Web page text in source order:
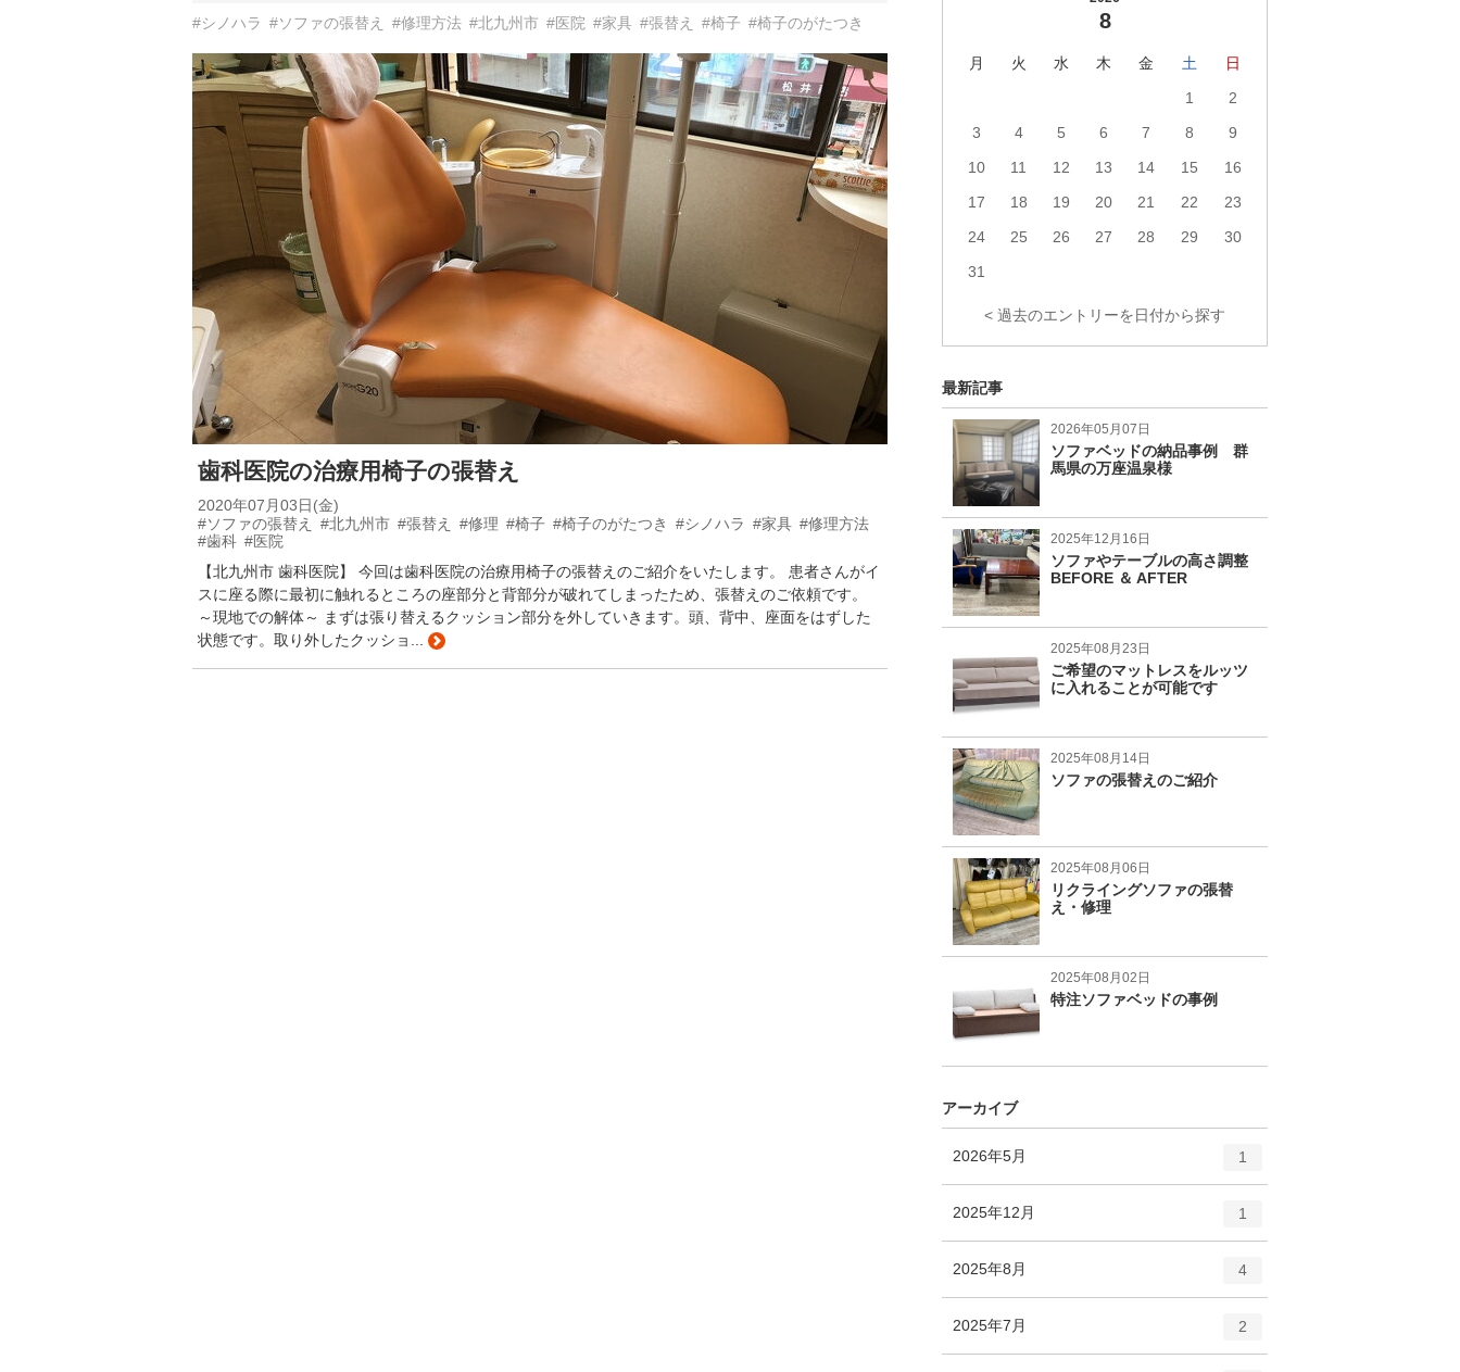
#シノハラ #ソファの張替え #修理方法 #北九州市 #医院 #家具 #張替え #椅子 #椅子のがたつき
歯科医院の治療用椅子の張替え
2020年07月03日(金)
#ソファの張替え
#北九州市 #張替え #修理 #椅子 #椅子のがたつき #シノハラ #家具 #修理方法
#歯科 #医院
【北九州市 歯科医院】 今回は歯科医院の治療用椅子の張替えのご紹介をいたします。 患者さんがイ
スに座る際に最初に触れるところの座部分と背部分が破れてしまったため、張替えのご依頼です。
～現地での解体～ まずは張り替えるクッション部分を外していきます。頭、背中、座面をはずした
状態です。取り外したクッショ...
8
月 火 水 木 金 土
日
1
2
3
4 5 6 7 8
9
10
11 12 13 14 15
16
17
18 19 20 21 22
23
24
25 26 27 28 29
30
31
< 過去のエントリーを日付から探す
最新記事
2026年05月07日
ソファベッドの納品事例 群
馬県の万座温泉様
2025年12月16日
ソファやテーブルの高さ調整
BEFORE ＆ AFTER
2025年08月23日
ご希望のマットレスをルッツ
に入れることが可能です
2025年08月14日
ソファの張替えのご紹介
2025年08月06日
リクライングソファの張替
え・修理
2025年08月02日
特注ソファベッドの事例
アーカイブ
2026年5月
リ
ー
1
2025年12月
ー
1
2025年8月
ー
4
2025年7月 2